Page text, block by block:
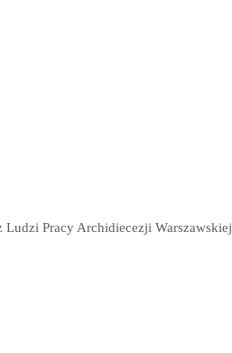
Ludzi Pracy Archidiecezji Warszawskiej